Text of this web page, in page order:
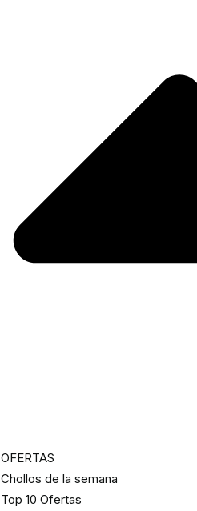
OFERTAS
Chollos de la semana
Top 10 Ofertas